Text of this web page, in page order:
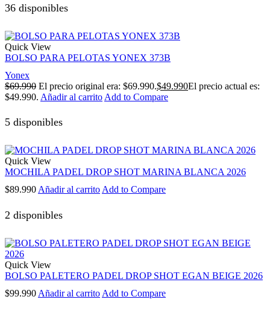
36 disponibles
Quick View
BOLSO PARA PELOTAS YONEX 373B
Yonex
$69.990 El precio original era: $69.990.$49.990El precio actual es:
$49.990. Añadir al carrito Add to Compare
5 disponibles
Quick View
MOCHILA PADEL DROP SHOT MARINA BLANCA 2026
$89.990Añadir al carritoAdd to Compare
2 disponibles
Quick View
BOLSO PALETERO PADEL DROP SHOT EGAN BEIGE 2026
$99.990 Añadir al carrito Add to Compare